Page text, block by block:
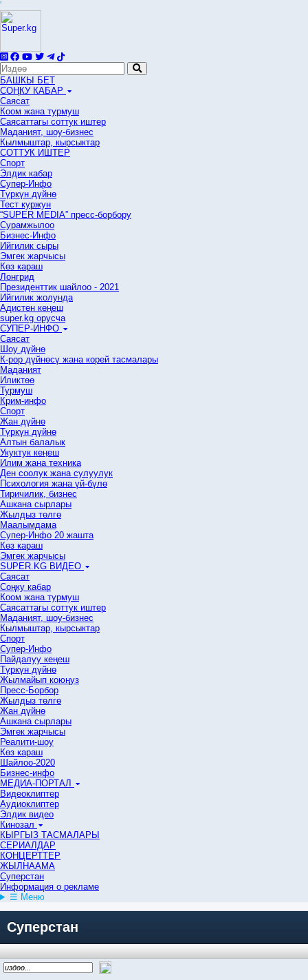
'
БАШКЫ БЕТ
СОҢКУ КАБАР
Саясат
Коом жана турмуш
Саясаттагы соттук иштер
Маданият, шоу-бизнес
Кылмыштар, кырсыктар
СОТТУК ИШТЕР
Спорт
Элдик кабар
Супер-Инфо
Түркүн дүйнө
Тест куржун
“SUPER MEDIA” пресс-борбору
Сурамжылоо
Бизнес-Инфо
Ийгилик сыры
Эмгек жарчысы
Көз караш
Лонгрид
Президенттик шайлоо - 2021
Ийгилик жолунда
Адистен кеңеш
super.kg орусча
СУПЕР-ИНФО
Саясат
Шоу дүйнө
К-рор дүйнөсү жана корей тасмалары
Маданият
Иликтөө
Турмуш
Крим-инфо
Спорт
Жан дүйнө
Түркүн дүйнө
Алтын балалык
Укуктук кеӊеш
Илим жана техника
Ден соолук жана сулуулук
Психология жана үй-бүлө
Тиричилик, бизнес
Ашкана сырлары
Жылдыз төлгө
Маалымдама
Супер-Инфо 20 жашта
Көз караш
Эмгек жарчысы
SUPER.KG ВИДЕО
Саясат
Cоңку кабар
Коом жана турмуш
Саясаттагы соттук иштер
Маданият, шоу-бизнес
Кылмыштар, кырсыктар
Спорт
Супер-Инфо
Пайдалуу кеңеш
Түркүн дүйнө
Жылмайып коюңуз
Пресс-Борбор
Жылдыз төлгө
Жан дүйнө
Ашкана сырлары
Эмгек жарчысы
Реалити-шоу
Көз караш
Шайлоо-2020
Бизнес-инфо
МЕДИА-ПОРТАЛ
Видеоклиптер
Аудиоклиптер
Элдик видео
Кинозал
КЫРГЫЗ ТАСМАЛАРЫ
СЕРИАЛДАР
КОНЦЕРТТЕР
ЖЫЛНААМА
Суперстан
Информация о рекламе
☰ Меню
Суперстан